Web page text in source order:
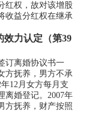
红权，故对该增股
收益分红权在继承
效力认定（第39
订离婚协议书一
方抚养，男方不承
12月女方每月支
离婚登记。2007年
方抚养，财产按照